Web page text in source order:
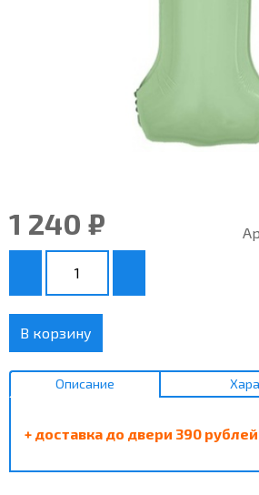
1 240 ₽
В корзину
Описание
+ доставка до двери 390